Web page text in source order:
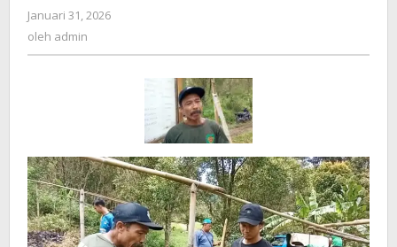
Endemik
Januari 31, 2026
oleh admin